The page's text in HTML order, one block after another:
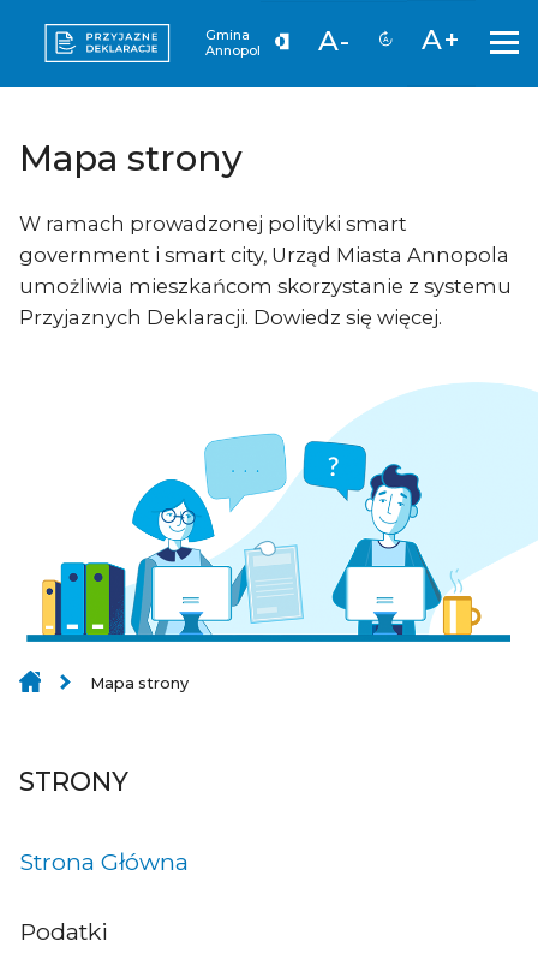
Gmina
Annopol
A- A+
Mapa strony
W ramach prowadzonej polityki smart
government i smart city, Urząd Miasta Annopola
umożliwia mieszkańcom skorzystanie z systemu
Przyjaznych Deklaracji. Dowiedz się więcej.
Mapa strony
STRONY
Strona Główna
Podatki